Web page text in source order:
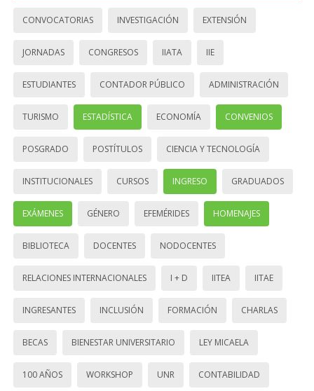
CONVOCATORIAS INVESTIGACIÓN EXTENSIÓN
JORNADAS CONGRESOS IIATA IIE
ESTUDIANTES CONTADOR PÚBLICO ADMINISTRACIÓN
TURISMO ESTADÍSTICA ECONOMÍA CONVENIOS
POSGRADO POSTÍTULOS CIENCIA Y TECNOLOGÍA
INSTITUCIONALES CURSOS INGRESO GRADUADOS
EXÁMENES GÉNERO EFEMÉRIDES HOMENAJES
BIBLIOTECA DOCENTES NODOCENTES
RELACIONES INTERNACIONALES I + D IITEA IITAE
INGRESANTES INCLUSIÓN FORMACIÓN CHARLAS
BECAS BIENESTAR UNIVERSITARIO LEY MICAELA
100 AÑOS WORKSHOP UNR CONTABILIDAD